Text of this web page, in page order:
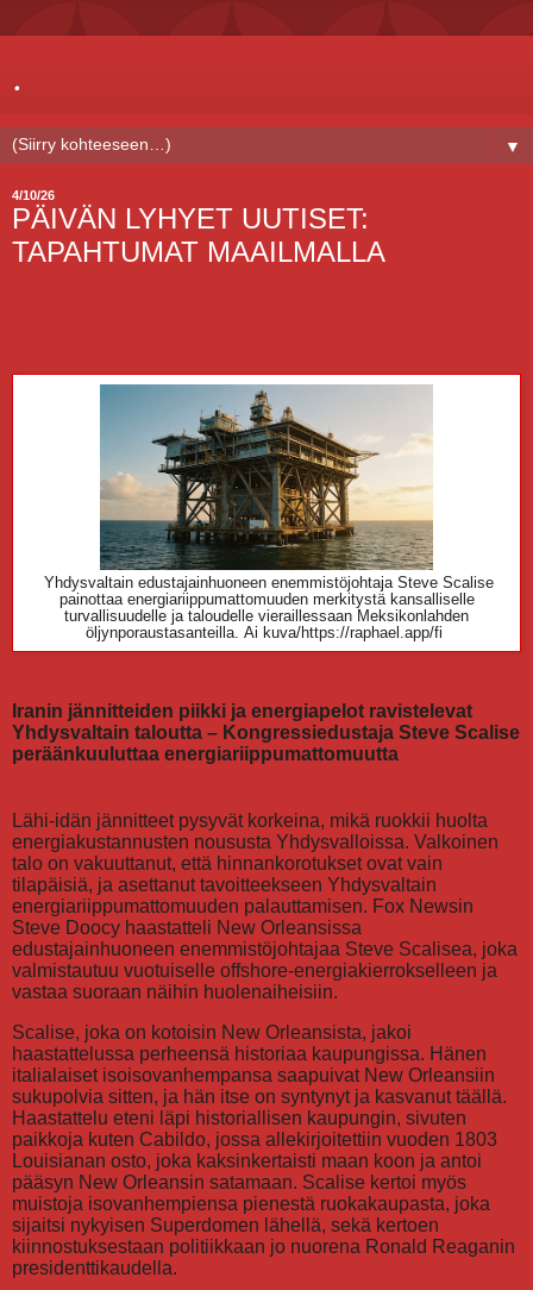
.
▼
4/10/26
PÄIVÄN LYHYET UUTISET:
TAPAHTUMAT MAAILMALLA
Yhdysvaltain edustajainhuoneen enemmistöjohtaja Steve Scalise
painottaa energiariippumattomuuden merkitystä kansalliselle
turvallisuudelle ja taloudelle vieraillessaan Meksikonlahden
öljynporaustasanteilla. Ai kuva/https://raphael.app/fi
Iranin jännitteiden piikki ja energiapelot ravistelevat
Yhdysvaltain taloutta – Kongressiedustaja Steve Scalise
peräänkuuluttaa energiariippumattomuutta
Lähi-idän jännitteet pysyvät korkeina, mikä ruokkii huolta
energiakustannusten noususta Yhdysvalloissa. Valkoinen
talo on vakuuttanut, että hinnankorotukset ovat vain
tilapäisiä, ja asettanut tavoitteekseen Yhdysvaltain
energiariippumattomuuden palauttamisen. Fox Newsin
Steve Doocy haastatteli New Orleansissa
edustajainhuoneen enemmistöjohtajaa Steve Scalisea, joka
valmistautuu vuotuiselle offshore-energiakierrokselleen ja
vastaa suoraan näihin huolenaiheisiin.
Scalise, joka on kotoisin New Orleansista, jakoi
haastattelussa perheensä historiaa kaupungissa. Hänen
italialaiset isoisovanhempansa saapuivat New Orleansiin
sukupolvia sitten, ja hän itse on syntynyt ja kasvanut täällä.
Haastattelu eteni läpi historiallisen kaupungin, sivuten
paikkoja kuten Cabildo, jossa allekirjoitettiin vuoden 1803
Louisianan osto, joka kaksinkertaisti maan koon ja antoi
pääsyn New Orleansin satamaan. Scalise kertoi myös
muistoja isovanhempiensa pienestä ruokakaupasta, joka
sijaitsi nykyisen Superdomen lähellä, sekä kertoen
kiinnostuksestaan politiikkaan jo nuorena Ronald Reaganin
presidenttikaudella.